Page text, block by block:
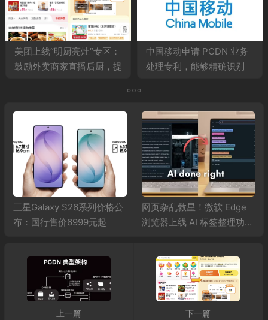
美团上线“明厨亮灶”专区：
鼓励外卖商家直播后厨，提
中国移动申请 PCDN 业务
处理专利，能够精确识别
三星Galaxy S26系列价格公
布：国行售价6999元起
网页杂乱救星！微软 Edge
浏览器上线 AI 标签整理功
上一篇
下一篇